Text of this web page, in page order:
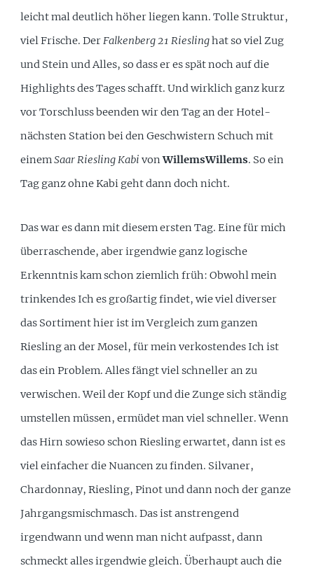
leicht mal deutlich höher liegen kann. Tolle Struktur,
viel Frische. DerFalkenberg 21 Rieslinghat so viel Zug
und Stein und Alles, so dass er es spät noch auf die
Highlights des Tages schafft. Und wirklich ganz kurz
vor Torschluss beenden wir den Tag an der Hotel-
nächsten Station bei den Geschwistern Schuch mit
einemSaar Riesling Kabi vonWillemsWillems. So ein
Tag ganz ohne Kabi geht dann doch nicht.
Das war es dann mit diesem ersten Tag. Eine für mich
überraschende, aber irgendwie ganz logische
Erkenntnis kam schon ziemlich früh: Obwohl mein
trinkendes Ich es großartig findet, wie viel diverser
das Sortiment hier ist im Vergleich zum ganzen
Riesling an der Mosel, für mein verkostendes Ich ist
das ein Problem. Alles fängt viel schneller an zu
verwischen. Weil der Kopf und die Zunge sich ständig
umstellen müssen, ermüdet man viel schneller. Wenn
das Hirn sowieso schon Riesling erwartet, dann ist es
viel einfacher die Nuancen zu finden. Silvaner,
Chardonnay, Riesling, Pinot und dann noch der ganze
Jahrgangsmischmasch. Das ist anstrengend
irgendwann und wenn man nicht aufpasst, dann
schmeckt alles irgendwie gleich. Überhaupt auch die